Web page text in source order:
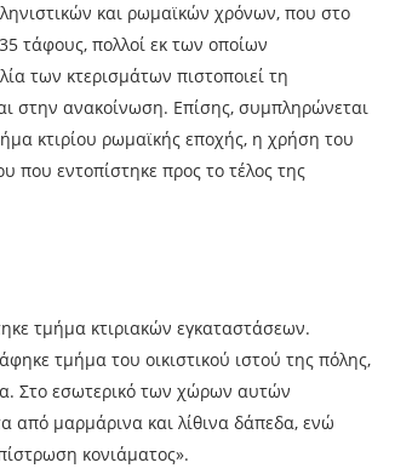
και ρωμαϊκών χρόνων, που στο
τάφους, πολλοί εκ των οποίων
των κτερισμάτων πιστοποιεί τη
στην ανακοίνωση. Επίσης, συμπληρώνεται
κτιρίου ρωμαϊκής εποχής, η χρήση του
που εντοπίστηκε προς το τέλος της
τμήμα κτιριακών εγκαταστάσεων.
τμήμα του οικιστικού ιστού της πόλης,
Στο εσωτερικό των χώρων αυτών
από μαρμάρινα και λίθινα δάπεδα, ενώ
κονιάματος».